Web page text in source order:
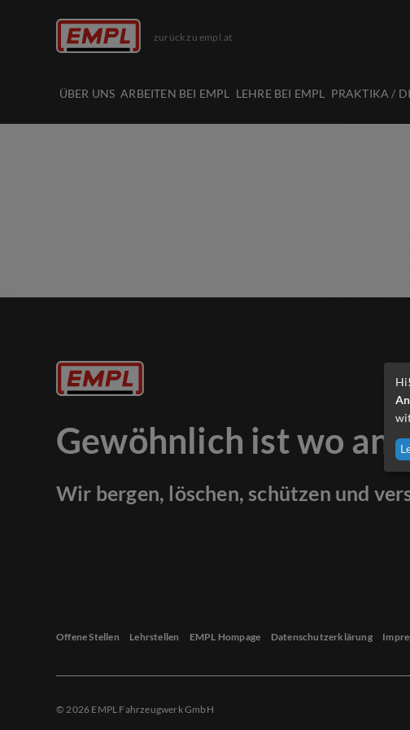
zurück zu empl.at
ÜBER UNS ARBEITEN BEI EMPL LEHRE BEI EMPL PRAKTIKA /
Gewöhnlich ist wo
Wir bergen, löschen, schützen und
Offene Stellen Lehrstellen EMPL Hompage Datenschutzerklärung
© 2026 EMPL Fahrzeugwerk GmbH